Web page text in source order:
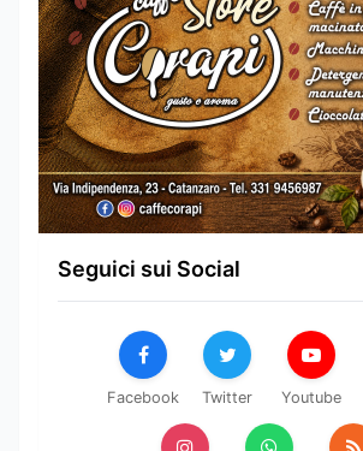
Seguici sui Social
Facebook Twitter Youtube